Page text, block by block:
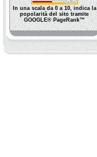
In una scala da 0 a 10, indica la
popolarità del sito tramite
GOOGLE® PageRank™